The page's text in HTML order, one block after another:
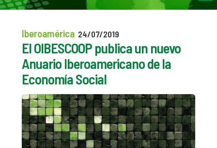
Iberoamérica 24/07/2019
El OIBESCOOP publica un nuevo
Anuario Iberoamericano de la
Economía Social